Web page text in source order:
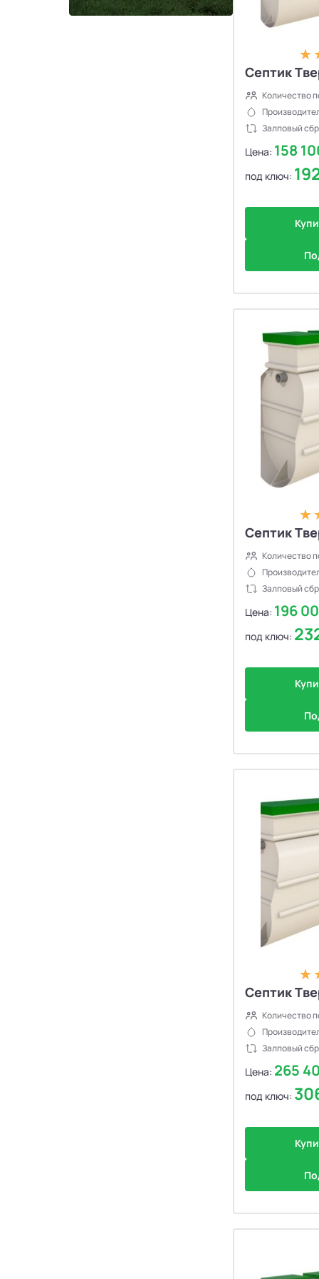
Септики Ново Эко 4
Септик
Количество
Залповый
Цена: 158
под ключ:
Септик
Количество
Залповый
Цена: 196
под ключ:
Септик
Количество
Залповый
Цена: 265
под ключ: